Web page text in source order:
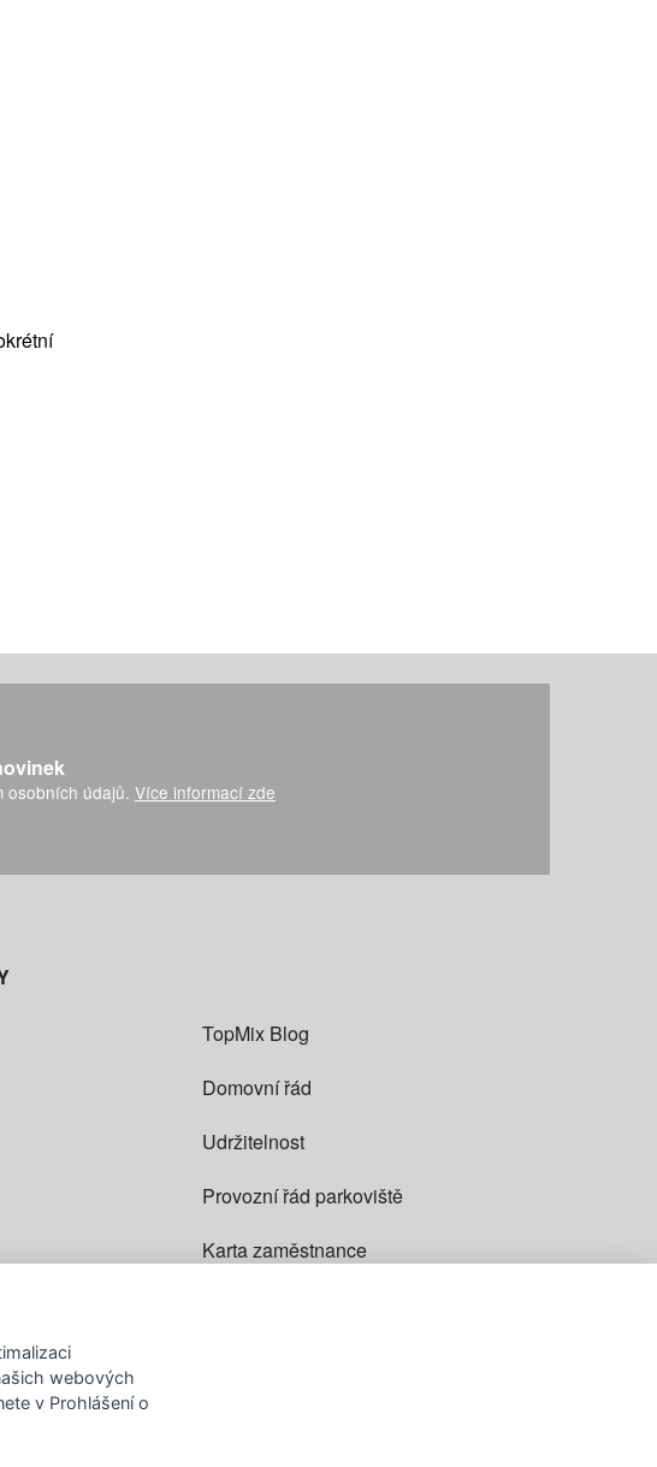
osobních údajů. Více informací zde
TopMix Blog
Domovní řád
Udržitelnost
Provozní řád parkoviště
Karta zaměstnance
webových
v Prohlášení o